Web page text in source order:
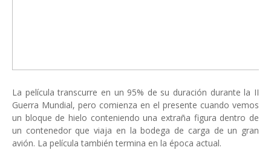
La película transcurre en un 95% de su duración durante la II
Guerra Mundial, pero comienza en el presente cuando vemos
un bloque de hielo conteniendo una extraña figura dentro de
un contenedor que viaja en la bodega de carga de un gran
avión. La película también termina en la época actual.